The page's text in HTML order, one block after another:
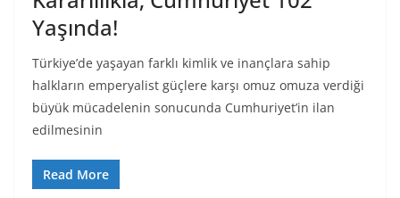
Yaşında!
Türkiye’de yaşayan farklı kimlik ve inançlara sahip
halkların emperyalist güçlere karşı omuz omuza verdiği
büyük mücadelenin sonucunda Cumhuriyet’in ilan
edilmesinin
Read More